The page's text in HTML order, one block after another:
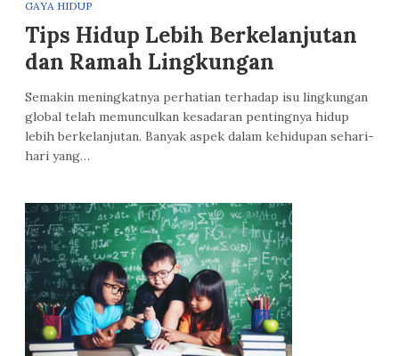
GAYA HIDUP
Tips Hidup Lebih Berkelanjutan
dan Ramah Lingkungan
Semakin meningkatnya perhatian terhadap isu lingkungan
global telah memunculkan kesadaran pentingnya hidup
lebih berkelanjutan. Banyak aspek dalam kehidupan sehari-
hari yang…